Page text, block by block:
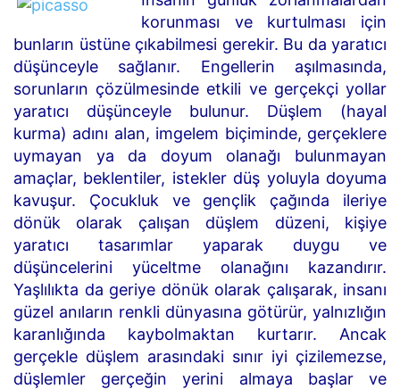
korunması ve kurtulması için
bunların üstüne çıkabilmesi gerekir. Bu da yaratıcı
düşünceyle sağlanır. Engellerin aşılmasında,
sorunların çözülmesinde etkili ve gerçekçi yollar
yaratıcı düşünceyle bulunur. Düşlem (hayal
kurma) adını alan, imgelem biçiminde, gerçeklere
uymayan ya da doyum olanağı bulunmayan
amaçlar, beklentiler, istekler düş yoluyla doyuma
kavuşur. Çocukluk ve gençlik çağında ileriye
dönük olarak çalışan düşlem düzeni, kişiye
yaratıcı tasarımlar yaparak duygu ve
düşüncelerini yüceltme olanağını kazandırır.
Yaşlılıkta da geriye dönük olarak çalışarak, insanı
güzel anıların renkli dünyasına götürür, yalnızlığın
karanlığında kaybolmaktan kurtarır. Ancak
gerçekle düşlem arasındaki sınır iyi çizilemezse,
düşlemler gerçeğin yerini almaya başlar ve